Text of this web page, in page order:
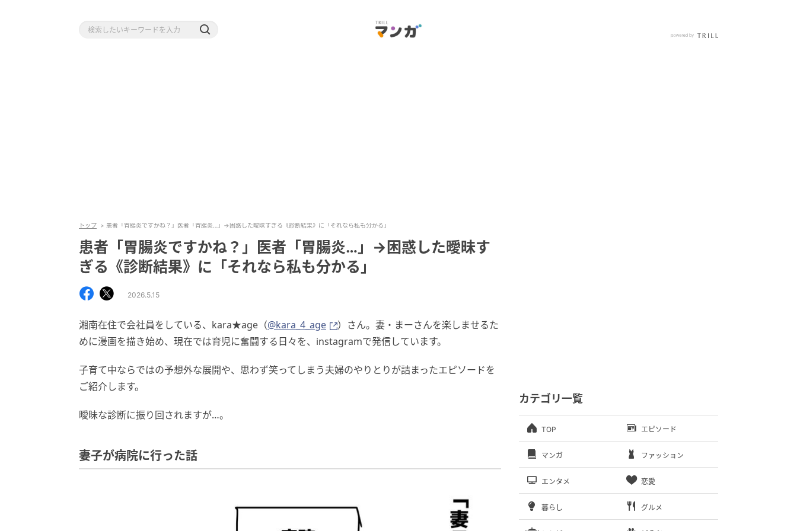
トップ 患者「胃腸炎ですかね？」医者「胃腸炎…」→困惑した曖昧すぎる《診断結果》に「それなら私も分かる」
患者「胃腸炎ですかね？」医者「胃腸炎…」→困惑した曖昧す
ぎる《診断結果》に「それなら私も分かる」
2026.5.15
湘南在住で会社員をしている、kara★age（@kara_4_age
）さん。妻・まーさんを楽しませるた
めに漫画を描き始め、現在では育児に奮闘する日々を、instagramで発信しています。
子育て中ならではの予想外な展開や、思わず笑ってしまう夫婦のやりとりが詰まったエピソードを
ご紹介します。
曖昧な診断に振り回されますが…。
妻子が病院に行った話
カテゴリ一覧
TOP エピソード
マンガ ファッション
エンタメ 恋愛
暮らし グルメ